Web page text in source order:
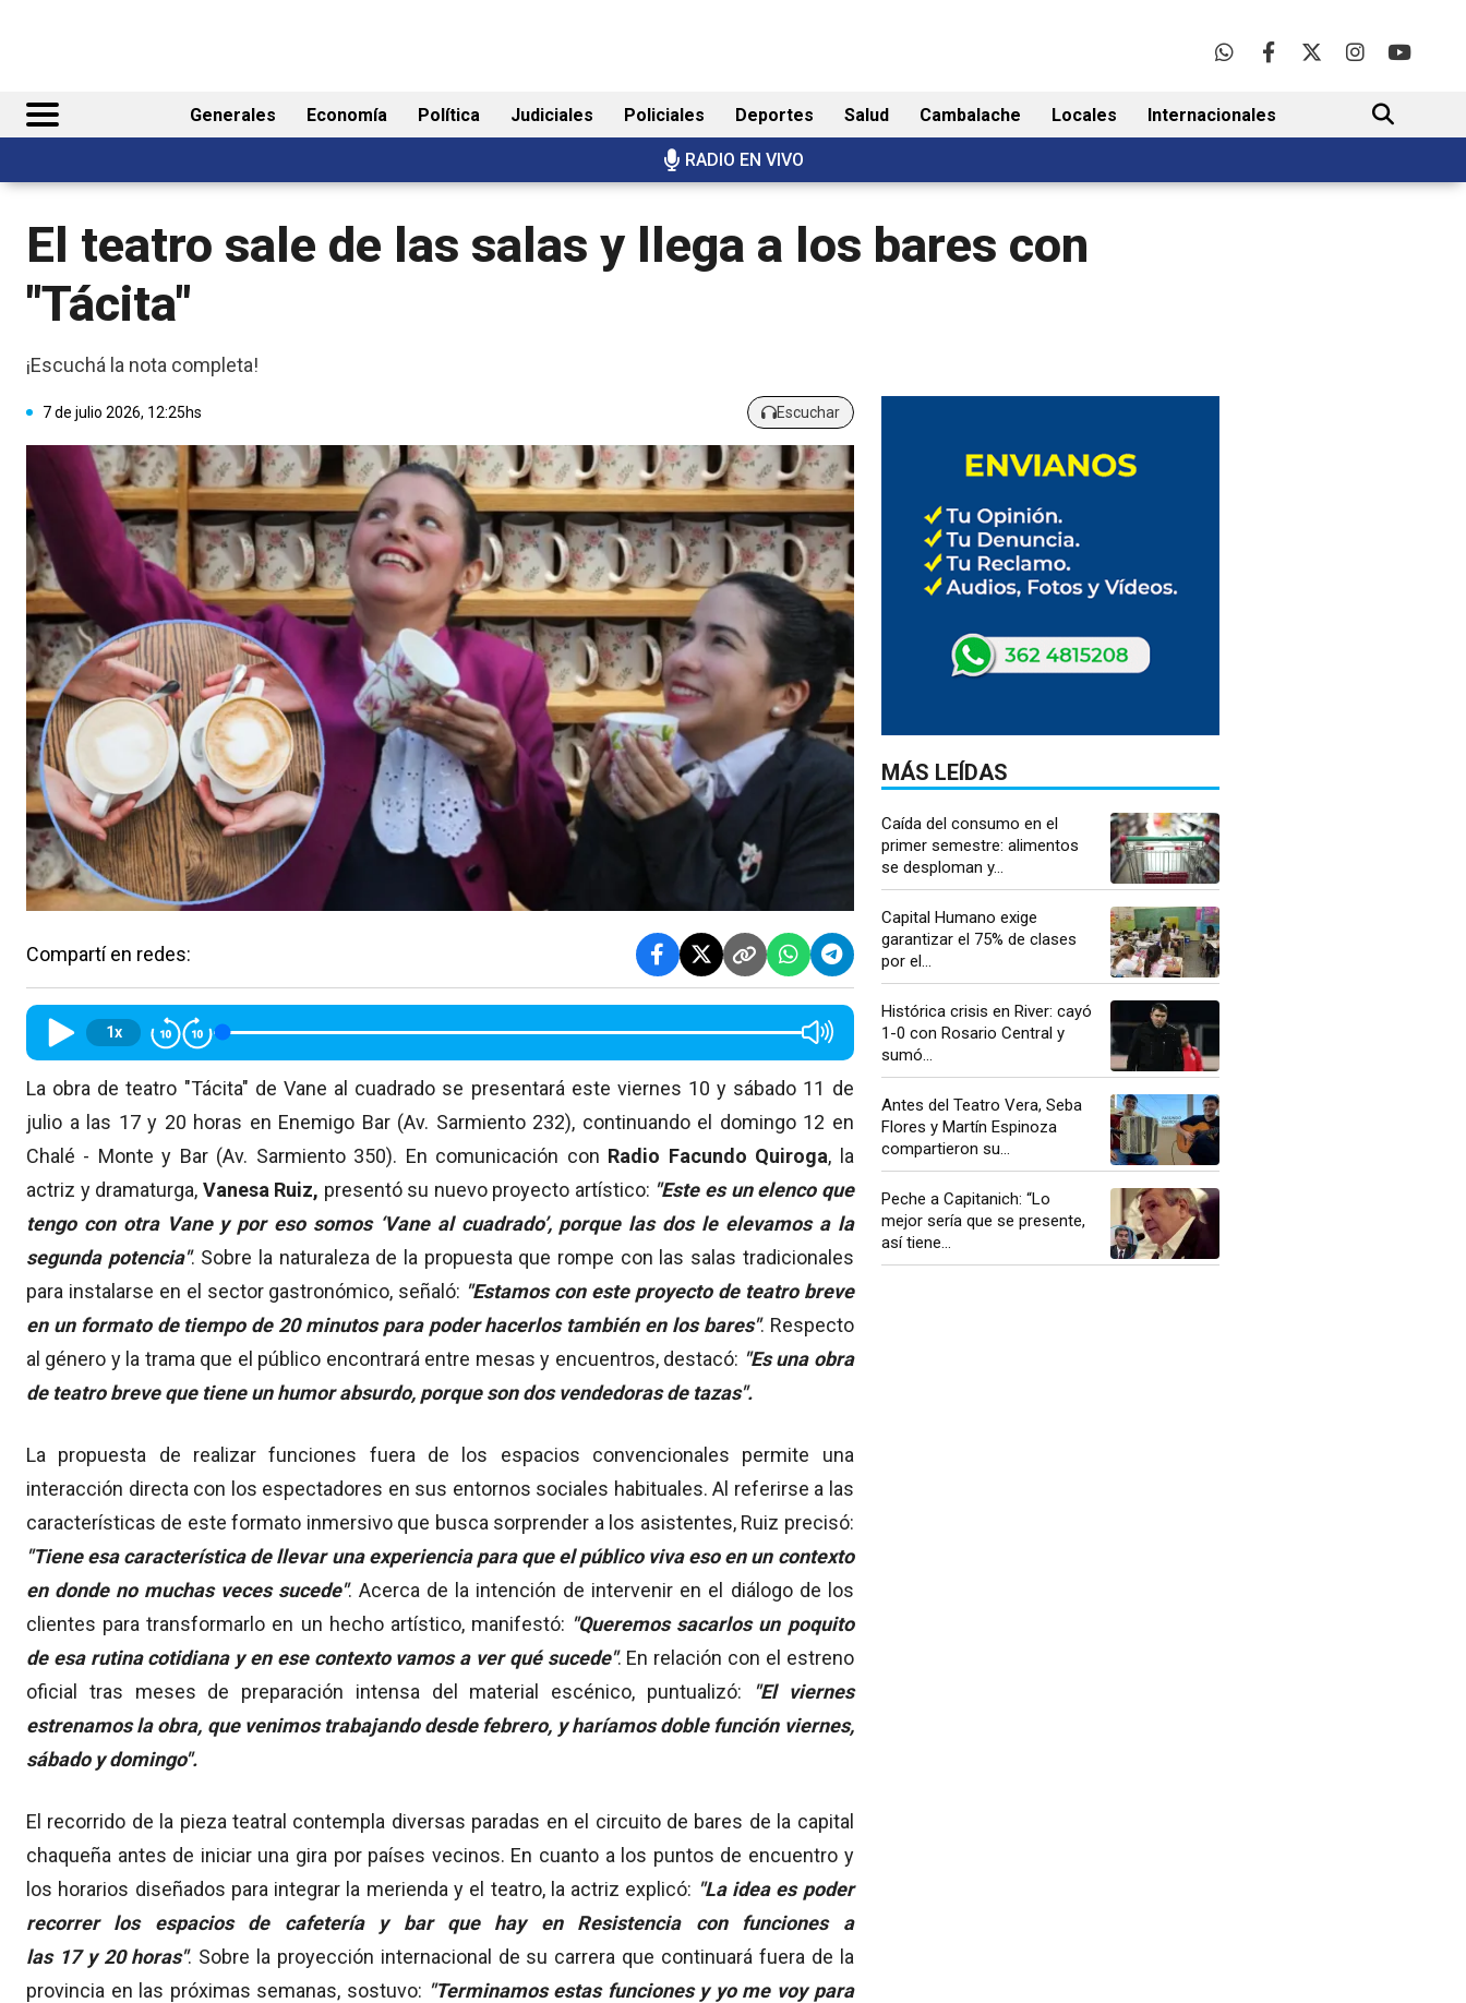
Generales Economía Política Judiciales Policiales Deportes Salud Cambalache Locales Internacionales
RADIO EN VIVO
BUSCAR
El teatro sale de las salas y llega a los bares con
"Tácita"
¡Escuchá la nota completa!
7 de julio 2026, 12:25hs Escuchar
Compartí en redes:
1x
La obra de teatro "Tácita" de Vane al cuadrado se presentará este viernes 10 y sábado 11 de
julio a las 17 y 20 horas en Enemigo Bar (Av. Sarmiento 232), continuando el domingo 12 en
Chalé - Monte y Bar (Av. Sarmiento 350). En comunicación con Radio Facundo Quiroga, la
actriz y dramaturga, Vanesa Ruiz, presentó su nuevo proyecto artístico: "Este es un elenco que
tengo con otra Vane y por eso somos ‘Vane al cuadrado’, porque las dos le elevamos a la
segunda potencia". Sobre la naturaleza de la propuesta que rompe con las salas tradicionales
para instalarse en el sector gastronómico, señaló: "Estamos con este proyecto de teatro breve
en un formato de tiempo de 20 minutos para poder hacerlos también en los bares". Respecto
al género y la trama que el público encontrará entre mesas y encuentros, destacó: "Es una obra
de teatro breve que tiene un humor absurdo, porque son dos vendedoras de tazas".
La propuesta de realizar funciones fuera de los espacios convencionales permite una
interacción directa con los espectadores en sus entornos sociales habituales. Al referirse a las
características de este formato inmersivo que busca sorprender a los asistentes, Ruiz precisó:
"Tiene esa característica de llevar una experiencia para que el público viva eso en un contexto
en donde no muchas veces sucede". Acerca de la intención de intervenir en el diálogo de los
clientes para transformarlo en un hecho artístico, manifestó: "Queremos sacarlos un poquito
de esa rutina cotidiana y en ese contexto vamos a ver qué sucede". En relación con el estreno
oficial tras meses de preparación intensa del material escénico, puntualizó:
"El viernes
estrenamos la obra, que venimos trabajando desde febrero, y haríamos doble función viernes,
sábado y domingo".
El recorrido de la pieza teatral contempla diversas paradas en el circuito de bares de la capital
chaqueña antes de iniciar una gira por países vecinos. En cuanto a los puntos de encuentro y
los horarios diseñados para integrar la merienda y el teatro, la actriz explicó: "La idea es poder
recorrer los espacios de cafetería y bar que hay en Resistencia con funciones a
las 17 y 20 horas". Sobre la proyección internacional de su carrera que continuará fuera de la
provincia en las próximas semanas, sostuvo: "Terminamos estas funciones y yo me voy para
MÁS LEÍDAS
Caída del consumo en el
primer semestre: alimentos
se desploman y...
Capital Humano exige
garantizar el 75% de clases
por el...
Histórica crisis en River: cayó
1-0 con Rosario Central y
sumó...
Antes del Teatro Vera, Seba
Flores y Martín Espinoza
compartieron su...
Peche a Capitanich: “Lo
mejor sería que se presente,
así tiene...